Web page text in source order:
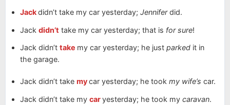
Jackdidn’t take my car yesterday;Jenniferdid.
Jack didn’t take my car yesterday; that is for sure!
Jack didn’t take my car yesterday; he justparked it in
the garage.
Jack didn’t takemycar yesterday; he tookmy wife’s car.
Jack didn’t take mycaryesterday; he took mycaravan.